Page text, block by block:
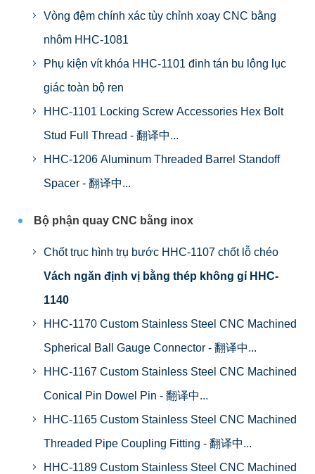
Vòng đệm chính xác tùy chỉnh xoay CNC bằng
nhôm HHC-1081
Phụ kiện vít khóa HHC-1101 đinh tán bu lông lục
giác toàn bộ ren
HHC-1101 Locking Screw Accessories Hex Bolt
Stud Full Thread - 翻译中...
HHC-1206 Aluminum Threaded Barrel Standoff
Spacer - 翻译中...
Bộ phận quay CNC bằng inox
Chốt trục hình trụ bước HHC-1107 chốt lỗ chéo
Vách ngăn định vị bằng thép không gỉ HHC-
1140
HHC-1170 Custom Stainless Steel CNC Machined
Spherical Ball Gauge Connector - 翻译中...
HHC-1167 Custom Stainless Steel CNC Machined
Conical Pin Dowel Pin - 翻译中...
HHC-1165 Custom Stainless Steel CNC Machined
Threaded Pipe Coupling Fitting - 翻译中...
HHC-1189 Custom Stainless Steel CNC Machined